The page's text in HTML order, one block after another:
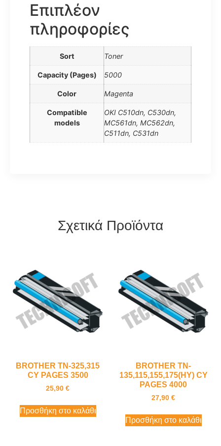
Επιπλέον
πληροφορίες
Sort Toner
Capacity (Pages) 5000
Color Magenta
Compatible
models
OKI C510dn, C530dn,
MC561dn, MC562dn,
C511dn, C531dn
Σχετικά Προϊόντα
BROTHER TN-325,315
CY PAGES 3500
25,90 €
Προσθήκη στο καλάθι
BROTHER TN-
135,115,155,175(HY) CY
PAGES 4000
27,90 €
Προσθήκη στο καλάθι